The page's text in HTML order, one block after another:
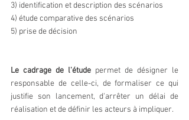
3) identification et description des scénarios
4) étude comparative des scénarios
5) prise de décision
Le cadrage de l'étude permet de désigner le
responsable de celle-ci, de formaliser ce qui
justifie son lancement, d'arrêter un délai de
réalisation et de définir les acteurs à impliquer.